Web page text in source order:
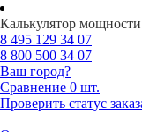
Калькулятор
8 495 129 34 07
8 800 500 34 07
Ваш город?
Сравнение 0 шт.
Проверить статус